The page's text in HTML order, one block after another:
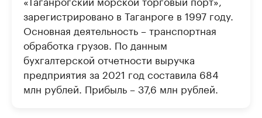
зарегистрировано в Таганроге в 1997 году.
Основная деятельность – транспортная
обработка грузов. По данным
бухгалтерской отчетности выручка
предприятия за 2021 год составила 684
млн рублей. Прибыль – 37,6 млн рублей.